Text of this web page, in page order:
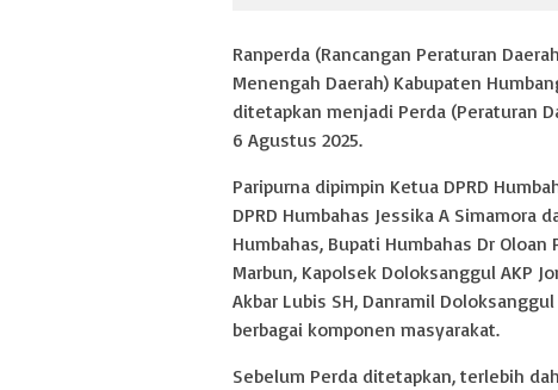
Ranperda (Rancangan Peraturan
Menengah Daerah) Kabupaten
ditetapkan menjadi Perda (Peraturan
6 Agustus 2025.
Paripurna dipimpin Ketua DPRD
DPRD Humbahas Jessika A Simamora
Humbahas, Bupati Humbahas Dr
Marbun, Kapolsek Doloksanggul AKP
Akbar Lubis SH, Danramil
berbagai komponen masyarakat.
Sebelum Perda ditetapkan, terlebih